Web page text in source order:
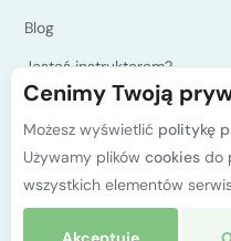
Blog
Jesteś instruktorem?
Programy kursów PZA
Polityka prywatności
Kontakt
Cenimy Twoją
Możesz wyświetlić politykę
Używamy plików cookiesdo
wszystkich elementów